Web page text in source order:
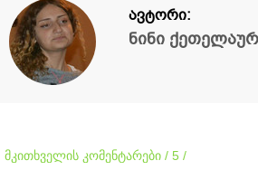
ავტორი:
ნინი
მკითხველის კომენტარები / 5 /